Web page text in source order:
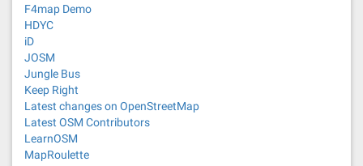
F4map Demo
HDYC
iD
JOSM
Jungle Bus
Keep Right
Latest changes on OpenStreetMap
Latest OSM Contributors
LearnOSM
MapRoulette